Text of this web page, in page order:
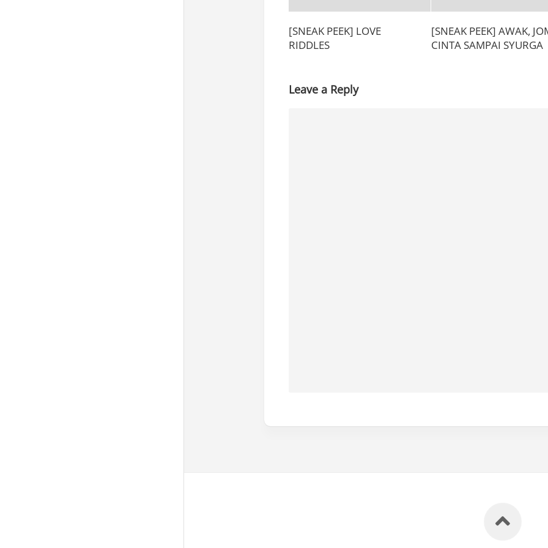
[SNEAK PEEK] LOVE
RIDDLES
[SNEAK PEEK] AWAK,
CINTA SAMPAI SYURGA
Leave a Reply